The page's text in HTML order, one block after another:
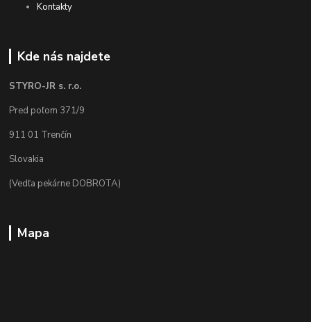
Kontakty
Kde nás najdete
STYRO-JR s. r.o.
Pred poľom 371/9
911 01 Trenčín
Slovakia
(Vedľa pekárne DOBROTA)
Mapa